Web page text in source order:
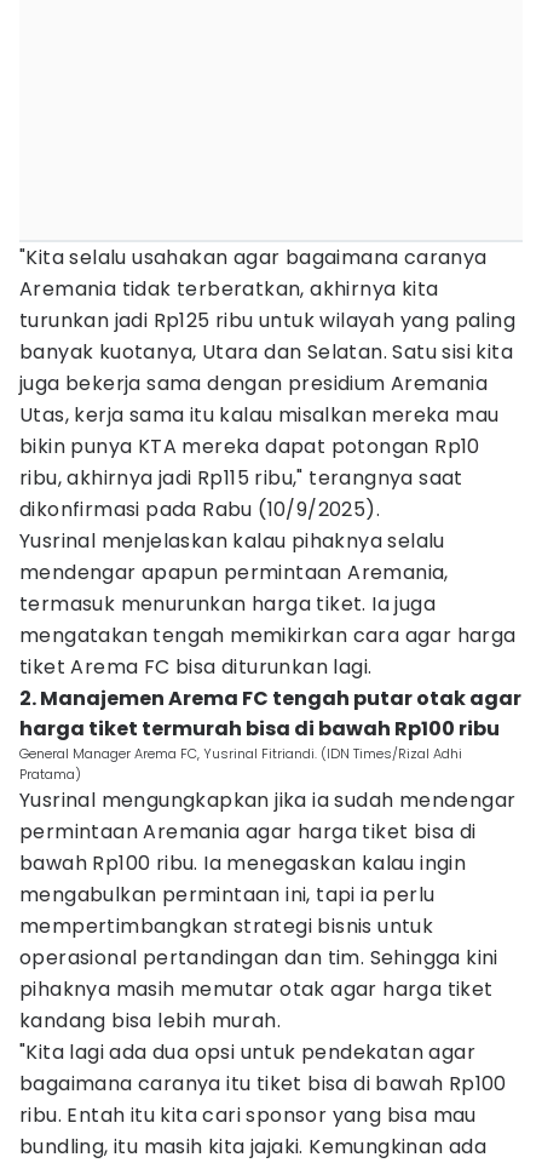
"Kita selalu usahakan agar bagaimana caranya
Aremania tidak terberatkan, akhirnya kita
turunkan jadi Rp125 ribu untuk wilayah yang paling
banyak kuotanya, Utara dan Selatan. Satu sisi kita
juga bekerja sama dengan presidium Aremania
Utas, kerja sama itu kalau misalkan mereka mau
bikin punya KTA mereka dapat potongan Rp10
ribu, akhirnya jadi Rp115 ribu," terangnya saat
dikonfirmasi pada Rabu (10/9/2025).
Yusrinal menjelaskan kalau pihaknya selalu
mendengar apapun permintaan Aremania,
termasuk menurunkan harga tiket. Ia juga
mengatakan tengah memikirkan cara agar harga
tiket Arema FC bisa diturunkan lagi.
2. Manajemen Arema FC tengah putar otak agar
harga tiket termurah bisa di bawah Rp100 ribu
General Manager Arema FC, Yusrinal Fitriandi. (IDN Times/Rizal Adhi
Pratama)
Yusrinal mengungkapkan jika ia sudah mendengar
permintaan Aremania agar harga tiket bisa di
bawah Rp100 ribu. Ia menegaskan kalau ingin
mengabulkan permintaan ini, tapi ia perlu
mempertimbangkan strategi bisnis untuk
operasional pertandingan dan tim. Sehingga kini
pihaknya masih memutar otak agar harga tiket
kandang bisa lebih murah.
"Kita lagi ada dua opsi untuk pendekatan agar
bagaimana caranya itu tiket bisa di bawah Rp100
ribu. Entah itu kita cari sponsor yang bisa mau
bundling, itu masih kita jajaki. Kemungkinan ada